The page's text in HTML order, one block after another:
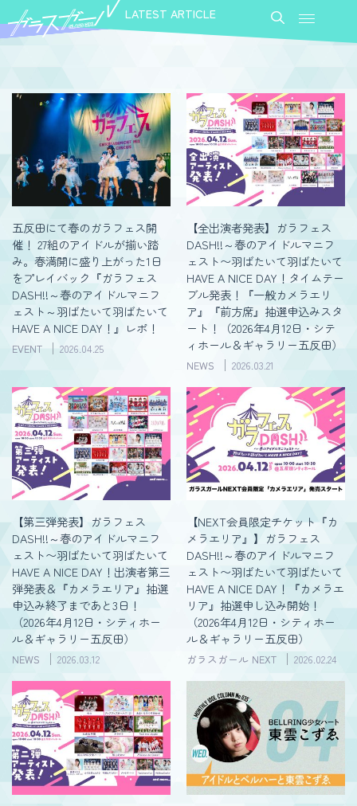
LATEST ARTICLE
五反田にて春のガラフェス開
催！ 27組のアイドルが揃い踏
み。春満開に盛り上がった1日
をプレイバック『ガラフェス
DASH!!～春のアイドルマニフ
ェスト～羽ばたいて羽ばたいて
HAVE A NICE DAY！』レポ！
EVENT 2026.04.25
【全出演者発表】ガラフェス
DASH!!～春のアイドルマニフ
ェスト〜羽ばたいて羽ばたいて
HAVE A NICE DAY！タイムテー
ブル発表！『一般カメラエリ
ア』『前方席』抽選申込みスタ
ート！（2026年4月12日・シテ
ィホール＆ギャラリー五反田）
NEWS 2026.03.21
【第三弾発表】ガラフェス
DASH!!～春のアイドルマニフ
ェスト〜羽ばたいて羽ばたいて
HAVE A NICE DAY！出演者第三
弾発表＆『カメラエリア』抽選
申込み終了まであと3日！
（2026年4月12日・シティホー
ル＆ギャラリー五反田）
NEWS 2026.03.12
【NEXT会員限定チケット『カ
メラエリア』】ガラフェス
DASH!!～春のアイドルマニフ
ェスト〜羽ばたいて羽ばたいて
HAVE A NICE DAY！『カメラエ
リア』抽選申し込み開始！
（2026年4月12日・シティホー
ル＆ギャラリー五反田）
ガラスガール NEXT 2026.02.24